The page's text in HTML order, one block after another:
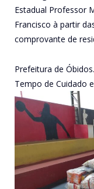
Estadual Professor
Francisco à partir
comprovante de
Prefeitura de Óbidos.
Tempo de Cuidado